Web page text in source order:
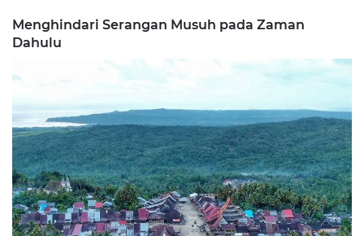
Menghindari Serangan Musuh pada Zaman
Dahulu